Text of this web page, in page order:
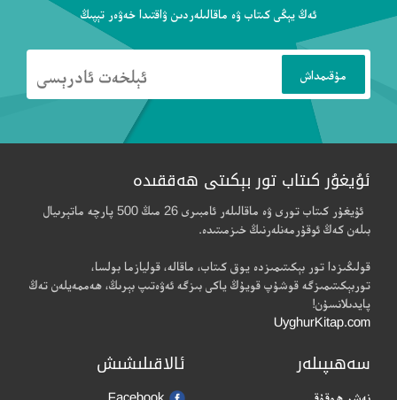
ئەڭ يېڭى كىتاب ۋە ماقالىلەردىن ۋاقتىدا خەۋەر تېپىڭ
ئۇيغۇر كىتاب تور بېكىتى ھەققىدە
ئۇيغۇر كىتاب تورى ۋە ماقالىلەر ئامبىرى 26 مىڭ 500 پارچە ماتېرىيال
بىلەن كەڭ ئوقۇرمەنلەرنىڭ خىزمىتىدە.
قولىڭىزدا تور بېكىتىمىزدە يوق كىتاب، ماقالە، قوليازما بولسا،
توربېكىتىمىزگە قوشۇپ قويۇڭ ياكى بىزگە ئەۋەتىپ بېرىڭ، ھەممەيلەن تەڭ
پايدىلانسۇن!
UyghurKitap.com
سەھىپىلەر
نەشر ھوقۇقى
ئالاقىلىشىش
Facebook